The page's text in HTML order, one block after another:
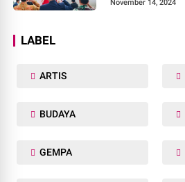
November 14, 2024
LABEL
ARTIS
BUDAYA
GEMPA